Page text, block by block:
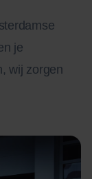
je
wij zorgen